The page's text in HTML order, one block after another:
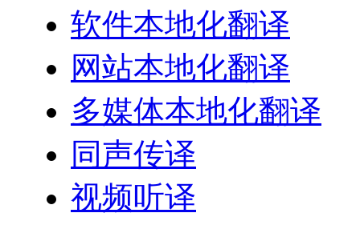
软件本地化翻译
网站本地化翻译
多媒体本地化翻译
同声传译
视频听译